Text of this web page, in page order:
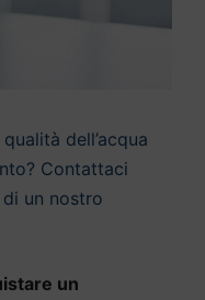
dell’acqua
Contattaci
un nostro
un